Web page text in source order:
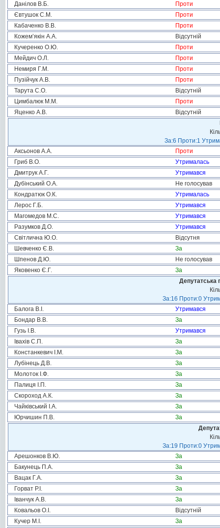
Данілов В.Б.
Проти
Євтушок С.М.
Проти
Кабаченко В.В.
Проти
Кожем’якін А.А.
Відсутній
Кучеренко О.Ю.
Проти
Мейдич О.Л.
Проти
Немиря Г.М.
Проти
Пузійчук А.В.
Проти
Тарута С.О.
Відсутній
Цимбалюк М.М.
Проти
Яценко А.В.
Відсутній
За:6 Проти:1
Аксьонов А.А.
Проти
Гриб В.О.
Утрималась
Дмитрук А.Г.
Утримався
Дубінський О.А.
Не голосував
Кондратюк О.К.
Утрималась
Лерос Г.Б.
Утримався
Магомедов М.С.
Утримався
Разумков Д.О.
Утримався
Світлична Ю.О.
Відсутня
Шевченко Є.В.
За
Шпенов Д.Ю.
Не голосував
Яковенко Є.Г.
За
Депутатська
За:16 Проти:0
Балога В.І.
Утримався
Бондар В.В.
За
Гузь І.В.
Утримався
Івахів С.П.
За
Констанкевич І.М.
За
Лубінець Д.В.
За
Молоток І.Ф.
За
Палиця І.П.
За
Скороход А.К.
За
Чайківський І.А.
За
Юрчишин П.В.
За
За:19 Проти:0
Арешонков В.Ю.
За
Бакунець П.А.
За
Вацак Г.А.
За
Горват Р.І.
За
Іванчук А.В.
За
Ковальов О.І.
Відсутній
Кучер М.І.
За